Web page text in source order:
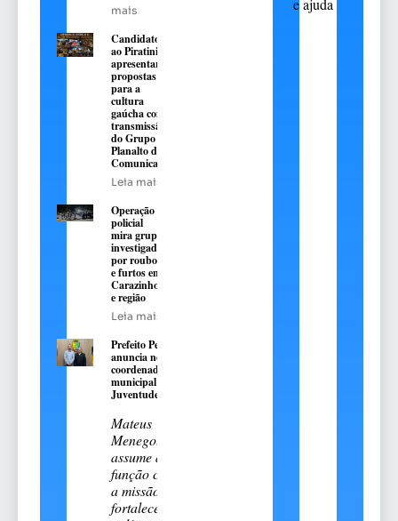
mais
Candidatos
ao Piratini
apresentarão
propostas
para a
cultura
gaúcha com
transmissão
do Grupo
Planalto de
Comunicação
Leia mais
Operação
policial
mira grupo
investigado
por roubos
e furtos em
Carazinho
e região
Leia mais
Prefeito Pedro
anuncia novo
coordenador
municipal da
Juventude
Mateus
Menegotto
assume a
função com
a missão de
fortalecer
e ajuda